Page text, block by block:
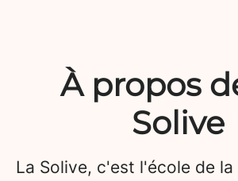
À propos
Solive
La Solive, c'est l'école de